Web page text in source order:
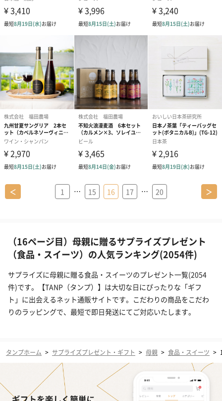
＜ 1 … 15 16 17 … 20 ＞
（16ページ目）母親に贈るサプライズプレゼント
（食品・スイーツ）の人気ランキング(2054件)
サプライズに母親に贈る食品・スイーツのプレゼント一覧(2054
件)です。【TANP（タンプ）】は大切な日にぴったりな「ギフ
ト」に出会えるネット通販サイトです。こだわりの商品をこだわ
りのラッピングで、最短で即日発送にてご対応いたします。
タンプホーム > サプライズプレゼント・ギフト > 母親 > 食品・スイーツ >